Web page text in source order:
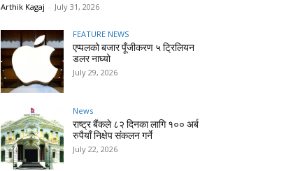
Arthik Kagaj - July 31, 2026
FEATURE NEWS
एप्पलको बजार पूँजीकरण ५ ट्रिलियन
डलर नाघ्यो
July 29, 2026
News
राष्ट्र बैंकले ८२ दिनका लागि १०० अर्ब
रुपैयाँ निक्षेप संकलन गर्ने
July 22, 2026